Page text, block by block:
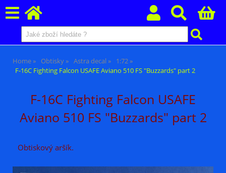
Home Obtisky Astra decal
1:72
F-16C Fighting Falcon USAFE Aviano 510 FS "Buzzards" part 2
F-16C Fighting Falcon USAFE
Aviano 510 FS "Buzzards" part 2
Obtiskový aršík.